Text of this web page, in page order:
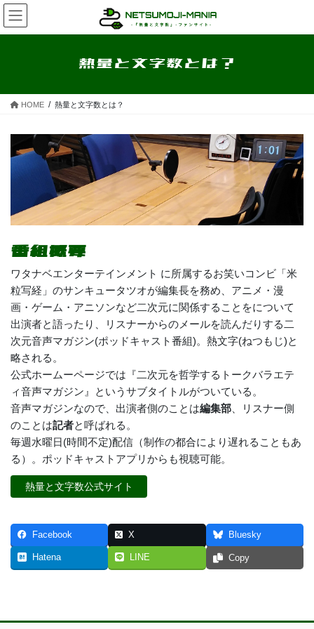
コ
ン
テ
ス
ナ
ビ
ゲ
ン
熱量と文字数とは？
HOME 熱量と文字数とは？
番組概要
ワタナベエンターテインメント に所属するお笑いコンビ「米
粒写経」のサンキュータツオが編集長を務め、アニメ・漫
画・ゲーム・アニソンなど二次元に関係することをについて
出演者と語ったり、リスナーからのメールを読んだりする二
次元音声マガジン(ポッドキャスト番組)。熱文字(ねつもじ)と
略される。
公式ホームーページでは『二次元を哲学するトークバラエテ
ィ音声マガジン』というサブタイトルがついている。
音声マガジンなので、出演者側のことは編集部 、リスナー側
のことは記者と呼ばれる。
毎週水曜日(時間不定)配信（制作の都合により遅れることもあ
る）。ポッドキャストアプリからも視聴可能。
熱量と文字数公式サイト
Facebook X Bluesky
Hatena LINE Copy